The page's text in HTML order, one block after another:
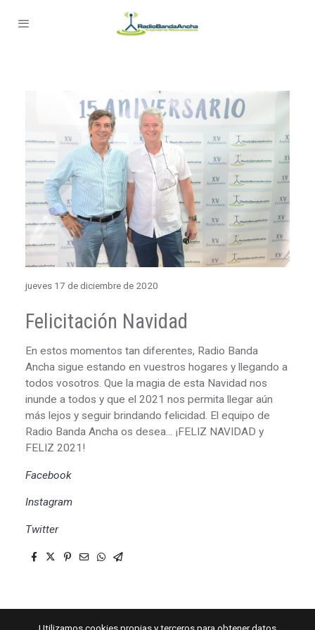
jueves 17 de diciembre de 2020
Felicitación Navidad
En estos momentos tan diferentes, Radio Banda
Ancha sigue estando en vuestros hogares y llegando a
todos vosotros. Que la magia de esta Navidad nos
inunde a todos y que el 2021 nos permita llegar aún
más lejos y seguir brindando felicidad. El equipo de
Radio Banda Ancha os desea... ¡FELIZ NAVIDAD y
FELIZ 2021!
Facebook
Instagram
Twitter